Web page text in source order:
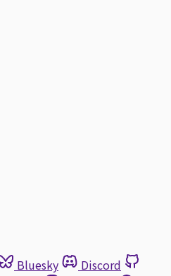
Bluesky
Discord